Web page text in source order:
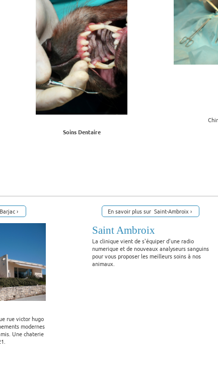
Soins Dentaire
rue victor hugo
modernes
Une chaterie
En savoir plus sur Saint-Ambroix
Saint Ambroix
La clinique vient de s'équiper d'une radio
numerique et de nouveaux analyseurs sanguins
pour vous proposer les meilleurs soins à nos
animaux.